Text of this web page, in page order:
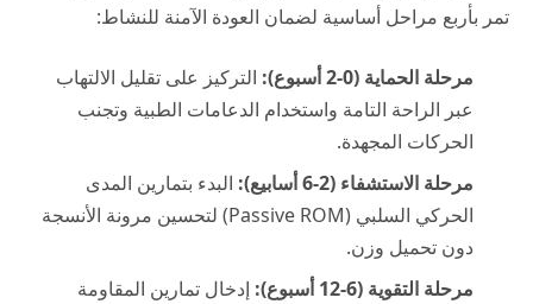
تمر بأربع مراحل أساسية لضمان العودة الآمنة للنشاط:
مرحلة الحماية (0-2 أسبوع):
التركيز على تقليل الالتهاب
عبر الراحة التامة واستخدام الدعامات الطبية وتجنب
الحركات المجهدة.
مرحلة الاستشفاء (2-6 أسابيع):
البدء بتمارين المدى
الحركي السلبي (Passive ROM) لتحسين مرونة الأنسجة
دون تحميل وزن.
مرحلة التقوية (6-12 أسبوع):
إدخال تمارين المقاومة